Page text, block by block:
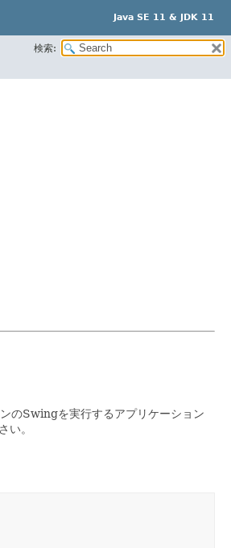
Java SE 11 & JDK 11
検索:
のSwingを実行するアプリケーション
い。